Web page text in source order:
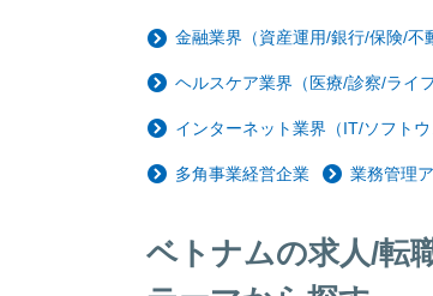
金融業界（資産運用/銀行/保険/不
ヘルスケア業界（医療/診察/ライ
インターネット業界（IT/ソフト
多角事業経営企業 業務管理
ベトナムの求人/転